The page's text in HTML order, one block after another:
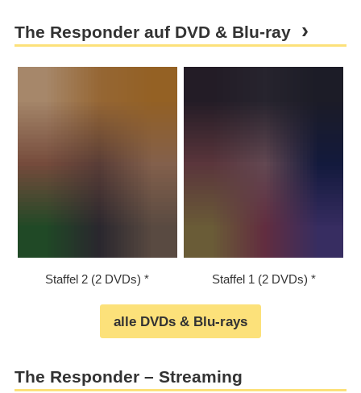
The Responder auf DVD & Blu-ray
Staffel 2 (2 DVDs) Staffel 1 (2 DVDs)
alle DVDs & Blu-rays
The Responder – Streaming